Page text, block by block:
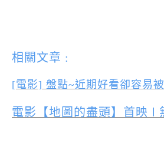
相關文章 :
[電影] 盤點~近期好看卻容易
電影【地圖的盡頭】首映 l